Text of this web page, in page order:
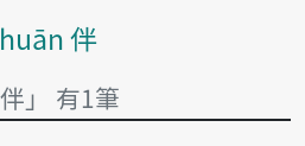
主內容區塊
伴
」 有1筆